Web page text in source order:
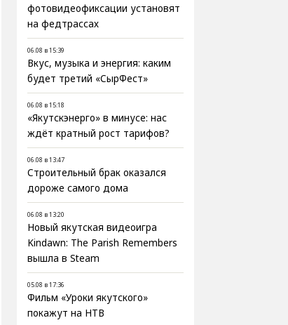
фотовидеофиксации установят
на федтрассах
06.08 в 15:39
Вкус, музыка и энергия: каким
будет третий «СырФест»
06.08 в 15:18
«Якутскэнерго» в минусе: нас
ждёт кратный рост тарифов?
06.08 в 13:47
Строительный брак оказался
дороже самого дома
06.08 в 13:20
Новый якутская видеоигра
Kindawn: The Parish Remembers
вышла в Steam
05.08 в 17:36
Фильм «Уроки якутского»
покажут на НТВ